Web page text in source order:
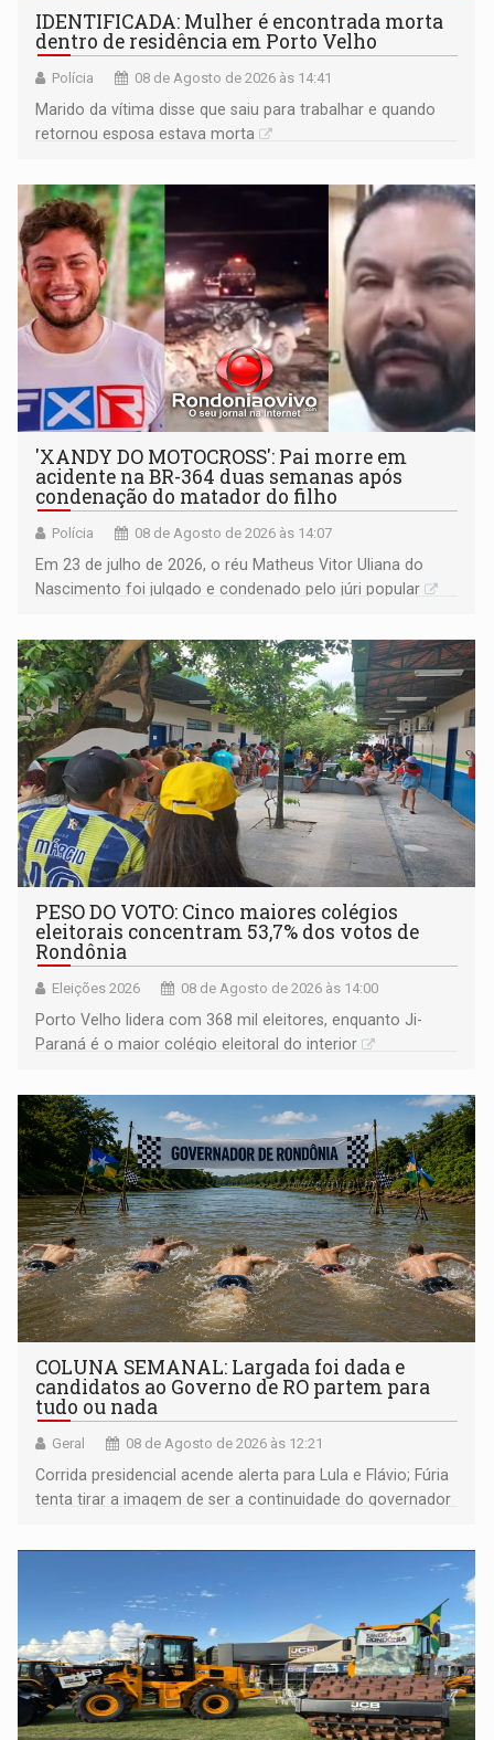
IDENTIFICADA: Mulher é encontrada morta
dentro de residência em Porto Velho
Polícia 08 de Agosto de 2026 às 14:41
Marido da vítima disse que saiu para trabalhar e quando
retornou esposa estava morta
'XANDY DO MOTOCROSS': Pai morre em
acidente na BR-364 duas semanas após
condenação do matador do filho
Polícia 08 de Agosto de 2026 às 14:07
Em 23 de julho de 2026, o réu Matheus Vitor Uliana do
Nascimento foi julgado e condenado pelo júri popular
PESO DO VOTO: Cinco maiores colégios
eleitorais concentram 53,7% dos votos de
Rondônia
Eleições 2026 08 de Agosto de 2026 às 14:00
Porto Velho lidera com 368 mil eleitores, enquanto Ji-
Paraná é o maior colégio eleitoral do interior
COLUNA SEMANAL: Largada foi dada e
candidatos ao Governo de RO partem para
tudo ou nada
Geral 08 de Agosto de 2026 às 12:21
Corrida presidencial acende alerta para Lula e Flávio; Fúria
tenta tirar a imagem de ser a continuidade do governador
não ter entrado no modo eleição; ABAV faz evento em